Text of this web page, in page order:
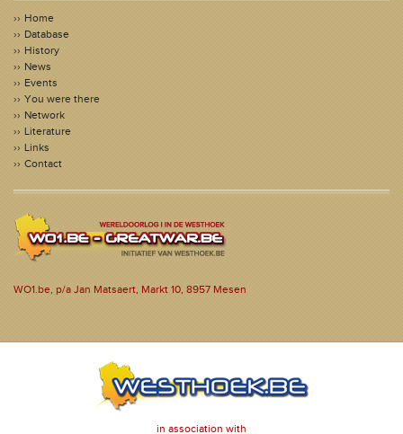
Home
Database
History
News
Events
You were there
Network
Literature
Links
Contact
WO1.be, p/a Jan Matsaert, Markt 10, 8957 Mesen
in association with